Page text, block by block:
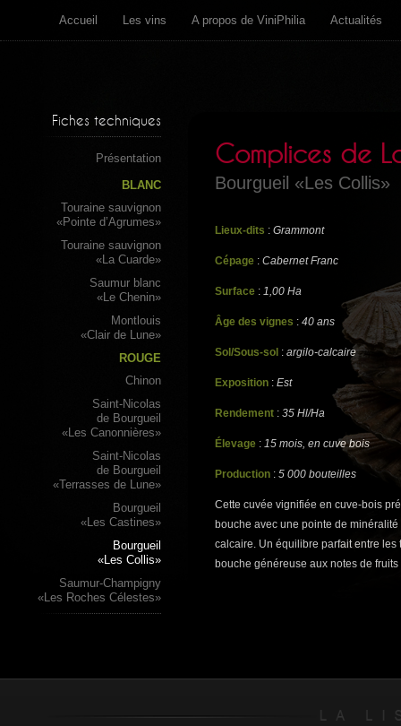
Accueil Les vins A propos de ViniPhilia Actualités
Fiches techniques
Présentation
BLANC
Touraine sauvignon
«Pointe d’Agrumes»
Touraine sauvignon
«La Cuarde»
Saumur blanc
«Le Chenin»
Montlouis
«Clair de Lune»
ROUGE
Chinon
Saint-Nicolas
de Bourgueil
«Les Canonnières»
Saint-Nicolas
de Bourgueil
«Terrasses de Lune»
Bourgueil
«Les Castines»
Bourgueil
«Les Collis»
Saumur-Champigny
«Les Roches Célestes»
Complices de
Bourgueil «Les Collis»
Lieux-dits : Grammont
Cépage : Cabernet Franc
Surface : 1,00 Ha
Âge des vignes : 40 ans
Sol/Sous-sol : argilo-calcaire
Exposition : Est
Rendement : 35 Hl/Ha
Élevage : 15 mois, en cuve bois
Production : 5 000 bouteilles
Cette cuvée vignifiée en cuve-bois
bouche avec une pointe de
calcaire. Un équilibre parfait entre les
bouche généreuse aux notes de fruits